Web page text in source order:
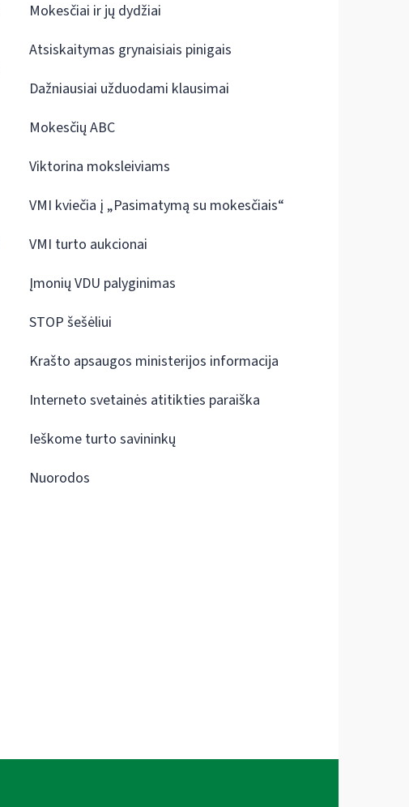
Mokesčiai ir jų dydžiai
Atsiskaitymas grynaisiais pinigais
Dažniausiai užduodami klausimai
Mokesčių ABC
Viktorina moksleiviams
VMI kviečia į „Pasimatymą su mokesčiais“
VMI turto aukcionai
Įmonių VDU palyginimas
STOP šešėliui
Krašto apsaugos ministerijos informacija
Interneto svetainės atitikties paraiška
Ieškome turto savininkų
Nuorodos